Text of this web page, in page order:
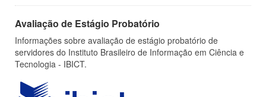
Avaliação de Estágio Probatório
Informações sobre avaliação de estágio probatório de
servidores do Instituto Brasileiro de Informação em Ciência e
Tecnologia - IBICT.